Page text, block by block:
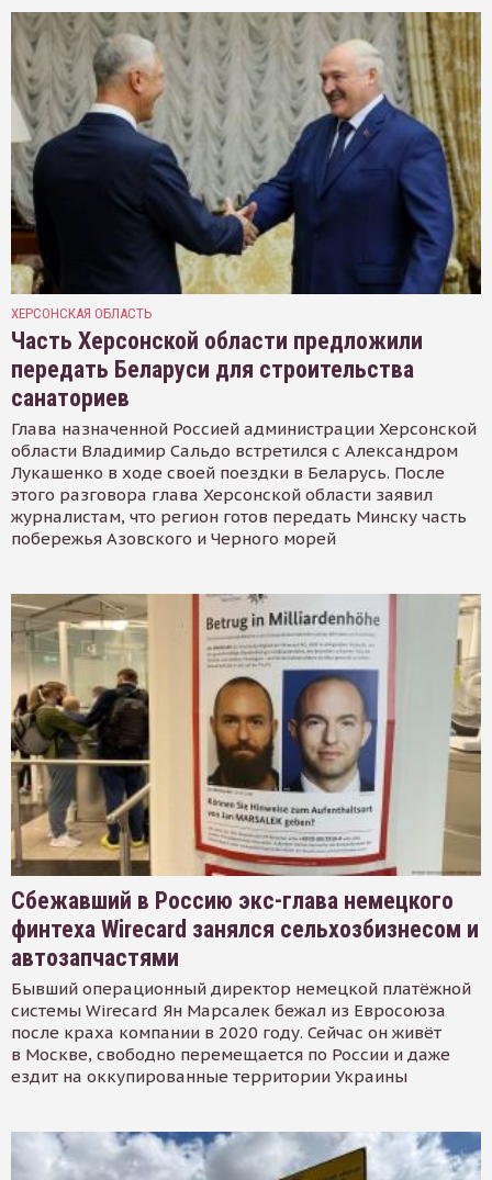
ХЕРСОНСКАЯ ОБЛАСТЬ
Часть Херсонской области предложили
передать Беларуси для строительства
санаториев
Глава назначенной Россией администрации Херсонской
области Владимир Сальдо встретился с Александром
Лукашенко в ходе своей поездки в Беларусь. После
этого разговора глава Херсонской области заявил
журналистам, что регион готов передать Минску часть
побережья Азовского и Черного морей
Сбежавший в Россию экс-глава немецкого
финтеха Wirecard занялся сельхозбизнесом и
автозапчастями
Бывший операционный директор немецкой платёжной
системы Wirecard Ян Марсалек бежал из Евросоюза
после краха компании в 2020 году. Сейчас он живёт
в Москве, свободно перемещается по России и даже
ездит на оккупированные территории Украины